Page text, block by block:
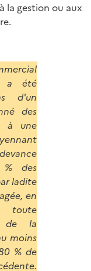
la gestion ou aux
a été
d'un
des
à une
des
ladite
en
toute
de la
moins
% de